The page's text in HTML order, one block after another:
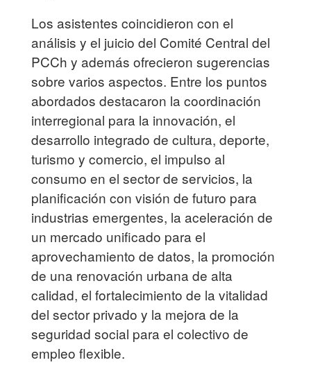
Los asistentes coincidieron con el
análisis y el juicio del Comité Central del
PCCh y además ofrecieron sugerencias
sobre varios aspectos. Entre los puntos
abordados destacaron la coordinación
interregional para la innovación, el
desarrollo integrado de cultura, deporte,
turismo y comercio, el impulso al
consumo en el sector de servicios, la
planificación con visión de futuro para
industrias emergentes, la aceleración de
un mercado unificado para el
aprovechamiento de datos, la promoción
de una renovación urbana de alta
calidad, el fortalecimiento de la vitalidad
del sector privado y la mejora de la
seguridad social para el colectivo de
empleo flexible.